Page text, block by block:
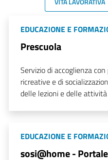
EDUCAZIONE E
Prescuola
Servizio di accoglienza
ricreative e di
delle lezioni e delle
EDUCAZIONE E
sosi@home -